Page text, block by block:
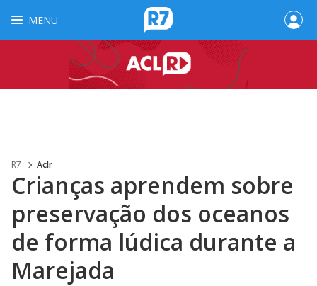
MENU
R7 Aclr
Crianças aprendem sobre
preservação dos oceanos
de forma lúdica durante a
Marejada